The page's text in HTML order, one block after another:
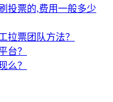
投票的,费用一般多少
拉票团队方法？
台？
么？